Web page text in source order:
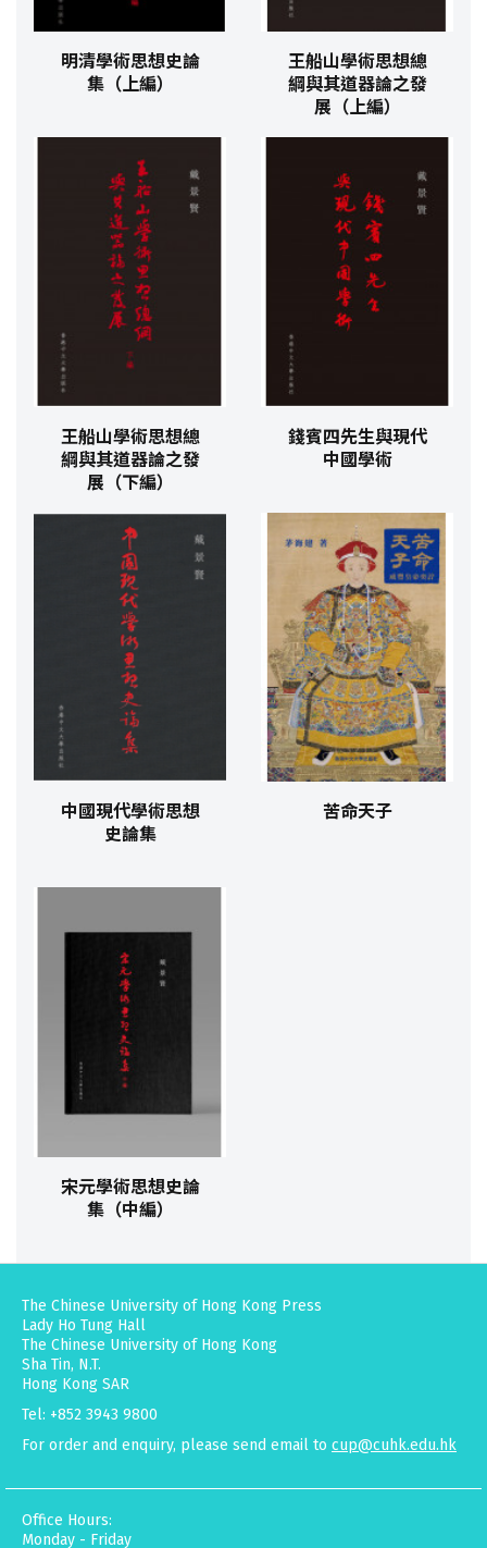
明清學術思想史論
集（上編）
王船山學術思想總
綱與其道器論之發
展（上編）
王船山學術思想總
綱與其道器論之發
展（下編）
錢賓四先生與現代
中國學術
中國現代學術思想
史論集
苦命天子
宋元學術思想史論
集（中編）
The Chinese University of Hong Kong Press
Lady Ho Tung Hall
The Chinese University of Hong Kong
Sha Tin, N.T.
Hong Kong SAR
Tel: +852 3943 9800
For order and enquiry, please send email to cup@cuhk.edu.hk
Office Hours:
Monday - Friday